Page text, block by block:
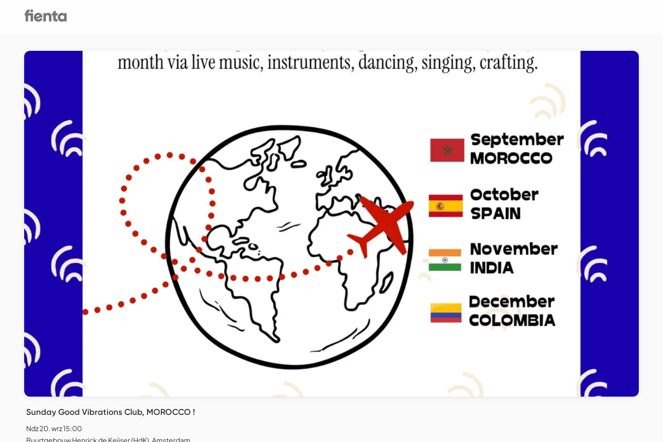
Sunday Good Vibrations Club, MOROCCO !
Ndz 20. wrz 15:00
Buurtgebouw Henrick de Keijser (HdK), Amsterdam